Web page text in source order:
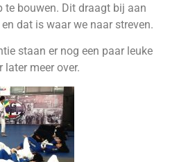
bouwen. Dit draagt bij aan
dat is waar we naar streven.
staan er nog een paar leuke
meer over.